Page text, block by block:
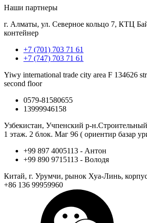
Наши партнеры
г. Алматы, ул. Северное кольцо 7, КТЦ
контейнер
+7 (701) 703 71 61
+7 (747) 703 71 61
Yiwy international trade city area F 134626
second floor
0579-81580655
13999946158
Узбекистан, Учпенский р-
1 этаж. 2 блок. Маг 96 ( ориентир базар
+99 897 4005113 - Антон
+99 890 9715113 - Володя
Китай, г. Урумчи, рынок Хуа-Линь,
+86 136 99959960